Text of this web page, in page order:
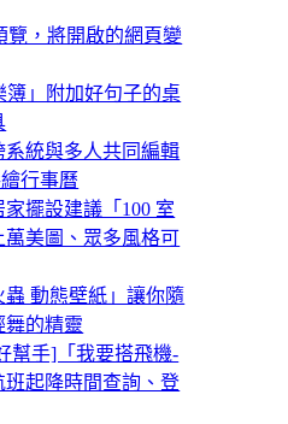
覽，將開啟的網頁變
簿」附加好句子的桌
系統與多人共同編輯
行事曆
擺設建議「100 室
萬美圖、眾多風格可
蟲 動態壁紙」讓你隨
舞的精靈
幫手]「我要搭飛機-
班起降時間查詢、登